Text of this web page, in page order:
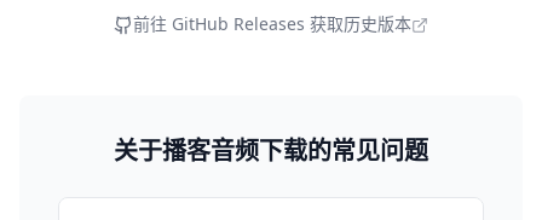
前往 GitHub Releases 获取历史版本
关于播客音频下载的常见问题